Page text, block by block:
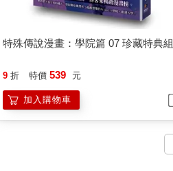
特殊傳說漫畫：學院篇 07 珍藏特典組
9 折 特價 539 元
加入購物車